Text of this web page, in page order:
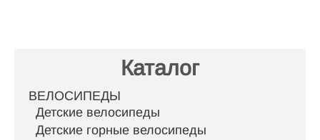
Каталог
ВЕЛОСИПЕДЫ
Детские велосипеды
Детские горные велосипеды